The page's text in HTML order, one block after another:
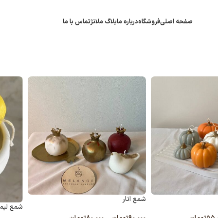
صفحه اصلیفروشگاهدرباره مابلاگ ملانژتماس با ما
شمع انار
شمع